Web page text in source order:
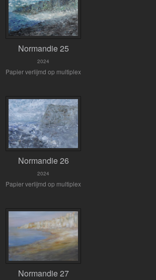
Normandie 25
2024
Papier verlijmd op multiplex
Normandie 26
2024
Papier verlijmd op multiplex
Normandie 27